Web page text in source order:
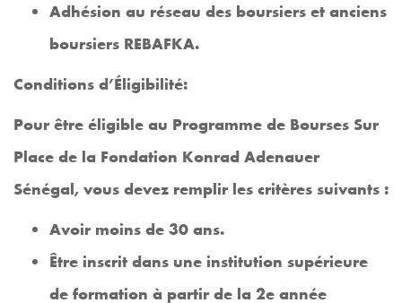
Adhésion au réseau des boursiers et anciens
boursiers REBAFKA.
Conditions d’Éligibilité:
Pour être éligible au Programme de Bourses Sur
Place de la Fondation Konrad Adenauer
Sénégal, vous devez remplir les critères suivants :
Avoir moins de 30 ans.
Être inscrit dans une institution supérieure
de formation à partir de la 2e année